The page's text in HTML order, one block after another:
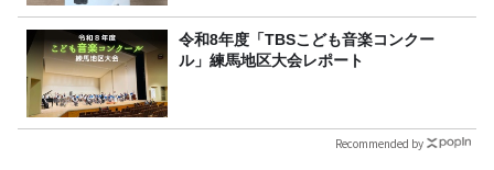
令和8年度「TBSこども音楽コンクー
ル」練馬地区大会レポート
Recommended by